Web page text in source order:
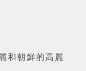
和朝鮮的高麗